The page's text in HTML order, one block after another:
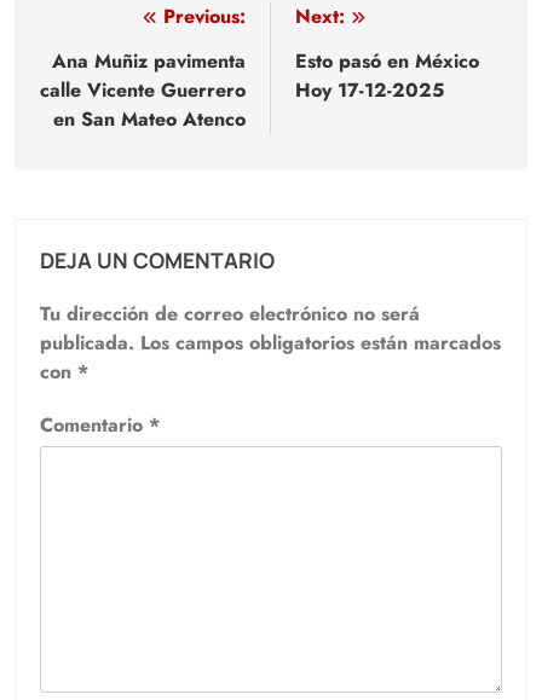
Navegación
de
entradas
Previous:
Ana Muñiz pavimenta
calle Vicente Guerrero
en San Mateo Atenco
Next:
Esto pasó en México
Hoy 17-12-2025
DEJA UN COMENTARIO
Tu dirección de correo electrónico no será
publicada. Los campos obligatorios están marcados
con *
Comentario *